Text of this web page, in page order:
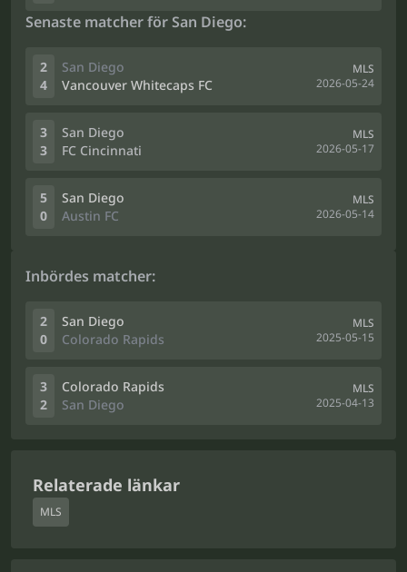
Senaste matcher för San Diego:
2
4
San Diego
Vancouver Whitecaps FC
MLS
2026-05-24
3
3
San Diego
FC Cincinnati
MLS
2026-05-17
5
0
San Diego
Austin FC
MLS
2026-05-14
Inbördes matcher:
2
0
San Diego
Colorado Rapids
MLS
2025-05-15
3
2
Colorado Rapids
San Diego
MLS
2025-04-13
Relaterade länkar
MLS